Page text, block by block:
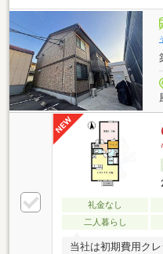
礼金なし
二人暮らし
当社は初期費用ク